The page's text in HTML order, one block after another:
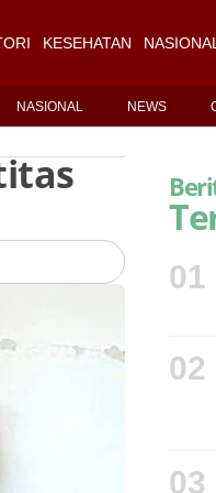
KESEHATAN NASIONAL
NASIONAL NEWS
01
02
03